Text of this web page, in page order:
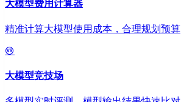
大模型费用计算器
精准计算大模型使用成本，合理规划预算
大模型竞技场